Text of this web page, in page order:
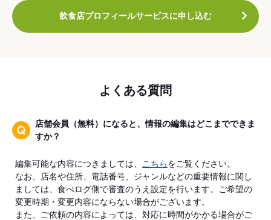
飲食店プロフィールサービスに申し込む
よくある質問
店舗会員（無料）になると、情報の編集はどこまでできま
すか？
編集可能な内容につきましては、 こちらをご覧ください。
なお、店名や住所、電話番号、ジャンルなどの重要情報に関し
ましては、食べログ側で審査のうえ設定を行います。ご希望の
変更時期・変更内容にならない場合がございます。
また、ご依頼の内容によっては、対応に時間がかかる場合がご